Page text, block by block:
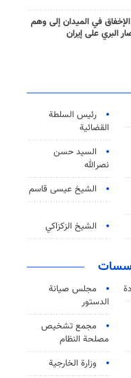
في الميدان إلى وهم
البري على إيران
رئیس السلطة
القضائیة
السيد حسن
نصرالله
الشيخ عيسى قاسم
الشيخ الزكزاكي
مجلس صيانة
الدستور
مجمع تشخيص
مصلحة النظام
وزارة الخارجية